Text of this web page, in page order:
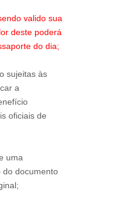
valido sua
deste poderá
do dia;
sujeitas às
a
oficiais de
uma
do documento